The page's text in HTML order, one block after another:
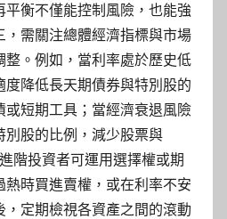
平衡不僅能控制風險，也能強
，需關注總體經濟指標與市場
整。例如，當利率處於歷史低
降低長天期債券與特別股的
或短期工具；當經濟衰退風險
別股的比例，減少股票與
階投資者可運用選擇權或期
熱時買進賣權，或在利率不安
，定期檢視各資產之間的滾動